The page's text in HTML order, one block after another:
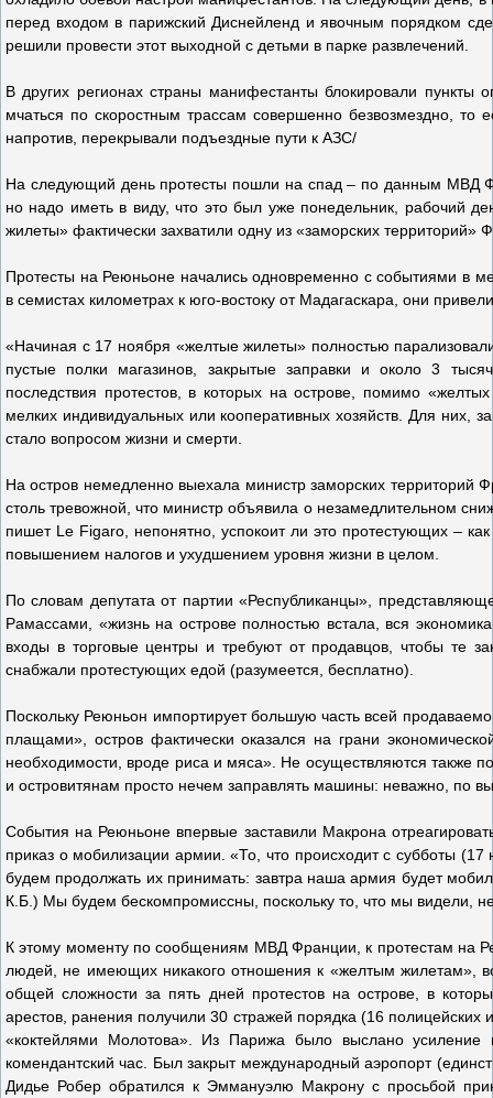
перед входом в парижский Диснейленд и явочным порядком
решили провести этот выходной с детьми в парке развлечений.
В других регионах страны манифестанты блокировали
мчаться по скоростным трассам совершенно безвозмездно,
напротив, перекрывали подъездные пути к АЗС/
На следующий день протесты пошли на спад – по данным МВД
но надо иметь в виду, что это был уже понедельник, рабочий
жилеты» фактически захватили одну из «заморских территорий»
Протесты на Реюньоне начались одновременно с событиями в
в семистах километрах к юго-востоку от Мадагаскара, они
«Начиная с 17 ноября «желтые жилеты» полностью
пустые полки магазинов, закрытые заправки и около 3
последствия протестов, в которых на острове, помимо
мелких индивидуальных или кооперативных хозяйств. Для них,
стало вопросом жизни и смерти.
На остров немедленно выехала министр заморских
столь тревожной, что министр объявила о незамедлительном
пишет Le Figaro, непонятно, успокоит ли это протестующих –
повышением налогов и ухудшением уровня жизни в целом.
По словам депутата от партии «Республиканцы»,
Рамассами, «жизнь на острове полностью встала, вся
входы в торговые центры и требуют от продавцов, чтобы те
снабжали протестующих едой (разумеется, бесплатно).
Поскольку Реюньон импортирует большую часть всей
плащами», остров фактически оказался на грани
необходимости, вроде риса и мяса». Не осуществляются также
и островитянам просто нечем заправлять машины: неважно, по
События на Реюньоне впервые заставили Макрона
приказ о мобилизации армии. «То, что происходит с субботы
будем продолжать их принимать: завтра наша армия будет
К.Б.) Мы будем бескомпромиссны, поскольку то, что мы видели,
К этому моменту по сообщениям МВД Франции, к протестам на
людей, не имеющих никакого отношения к «желтым жилетам»,
общей сложности за пять дней протестов на острове, в
арестов, ранения получили 30 стражей порядка (16
«коктейлями Молотова». Из Парижа было выслано
комендантский час. Был закрыт международный аэропорт
Дидье Робер обратился к Эммануэлю Макрону с просьбой